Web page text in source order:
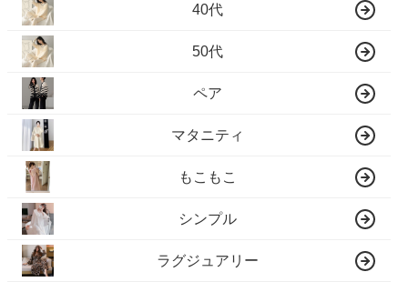
40代
50代
ペア
マタニティ
もこもこ
シンプル
ラグジュアリー